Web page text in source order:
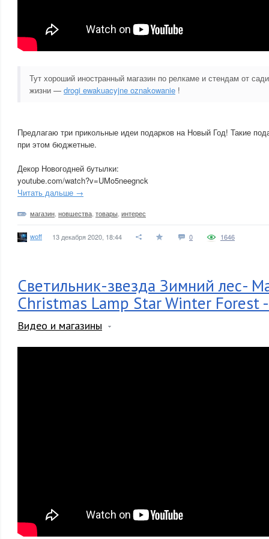
Тут хороший иностранный магазин по релкаме и стендам от
жизни — drogi ewakuacyjne oznakowanie !
Предлагаю три прикольные идеи подарков на Новый Год! Такие
при этом бюджетные.
Декор Новогодней бутылки:
youtube.com/watch?v=UMo5neegnck
Читать дальше →
магазин новшества товары интерес
woff 13 декабря 2020, 18:44 0 1646
Светильник-звезда Зимний лес-
Christmas Lamp Star Winter Forest
Видео и магазины